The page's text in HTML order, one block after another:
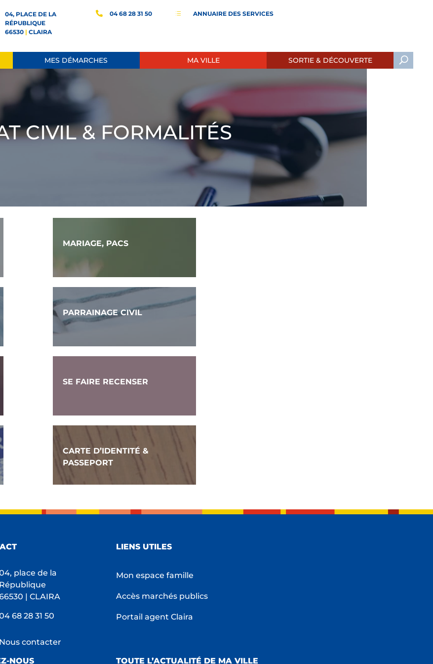
04, PLACE DE LA
RÉPUBLIQUE
66530| CLAIRA
04 68 28 31 50 d ANNUAIRE DES SERVICES
MES DÉMARCHES MA VILLE SORTIE & DÉCOUVERTE
CIVIL & FORMALITÉS
MARIAGE, PACS
PARRAINAGE CIVIL
SE FAIRE RECENSER
CARTE D’IDENTITÉ &
PASSEPORT
place de la
République
| CLAIRA
68 28 31 50
Nous contacter
LIENS UTILES
Mon espace famille
Accès marchés publics
Portail agent Claira
NOUS TOUTE L’ACTUALITÉ DE MA VILLE